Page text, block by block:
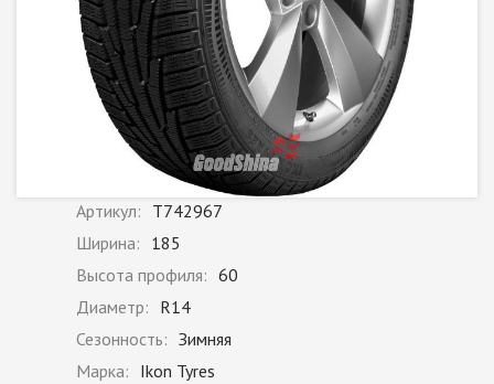
Артикул: T742967
Ширина: 185
Высота профиля: 60
Диаметр: R14
Сезонность: Зимняя
Марка: Ikon Tyres